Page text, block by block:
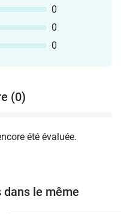
0
0
0
(0)
été évaluée.
dans le même